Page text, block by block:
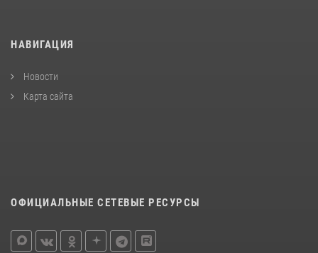
НАВИГАЦИЯ
Новости
Карта сайта
ОФИЦИАЛЬНЫЕ СЕТЕВЫЕ РЕСУРСЫ